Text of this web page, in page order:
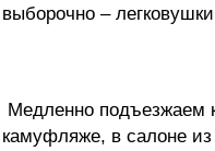
выборочно –
Медленно подъезжаем
камуфляже, в салоне из